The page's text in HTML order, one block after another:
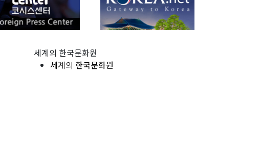
세계의 한국문화원
세계의 한국문화원